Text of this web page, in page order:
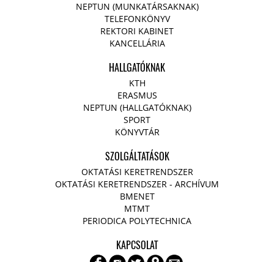
NEPTUN (MUNKATÁRSAKNAK)
TELEFONKÖNYV
REKTORI KABINET
KANCELLÁRIA
HALLGATÓKNAK
KTH
ERASMUS
NEPTUN (HALLGATÓKNAK)
SPORT
KÖNYVTÁR
SZOLGÁLTATÁSOK
OKTATÁSI KERETRENDSZER
OKTATÁSI KERETRENDSZER - ARCHÍVUM
BMENET
MTMT
PERIODICA POLYTECHNICA
KAPCSOLAT